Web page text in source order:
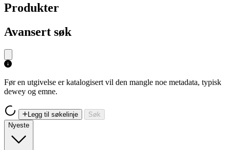
Produkter
Avansert søk
Før en utgivelse er katalogisert vil den mangle noe metadata, typisk
dewey og emne.
Legg til søkelinje
Søk
Nyeste